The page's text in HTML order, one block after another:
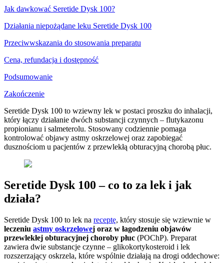
Jak dawkować Seretide Dysk 100?
Działania niepożądane leku Seretide Dysk 100
Przeciwwskazania do stosowania preparatu
Cena, refundacja i dostępność
Podsumowanie
Zakończenie
Seretide Dysk 100 to wziewny lek w postaci proszku do inhalacji,
który łączy działanie dwóch substancji czynnych – flutykazonu
propionianu i salmeterolu. Stosowany codziennie pomaga
kontrolować objawy astmy oskrzelowej oraz zapobiegać
dusznościom u pacjentów z przewlekłą obturacyjną chorobą płuc.
Seretide Dysk 100 – co to za lek i jak
działa?
Seretide Dysk 100 to lek na receptę, który stosuje się wziewnie w
leczeniu astmy oskrzelowej oraz w łagodzeniu objawów
przewlekłej obturacyjnej choroby płuc (POChP). Preparat
zawiera dwie substancje czynne – glikokortykosteroid i lek
rozszerzający oskrzela, które wspólnie działają na drogi oddechowe: